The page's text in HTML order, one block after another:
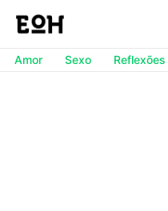
Amor Sexo Reflexões